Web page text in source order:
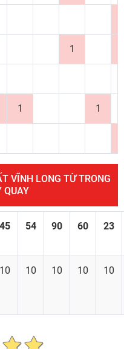
1
1 1
VĨNH LONG TỪ TRONG
QUAY
45 54 90 60 23
10 10 10 10 10